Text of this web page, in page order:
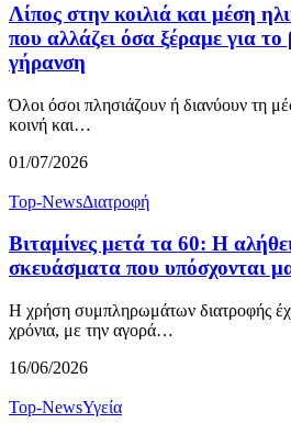
Λίπος στην κοιλιά και μέση
που αλλάζει όσα ξέραμε για το
γήρανση
Όλοι όσοι πλησιάζουν ή διανύουν τη
κοινή και…
01/07/2026
Top-NewsΔιατροφή
Βιταμίνες μετά τα 60: Η
σκευάσματα που υπόσχονται
Η χρήση συμπληρωμάτων διατροφής
χρόνια, με την αγορά…
16/06/2026
Top-NewsΥγεία